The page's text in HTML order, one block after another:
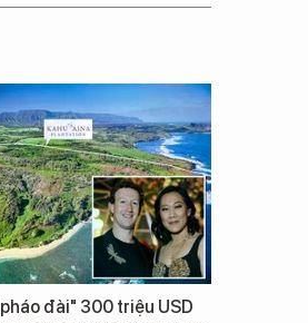
đài" 300 triệu USD